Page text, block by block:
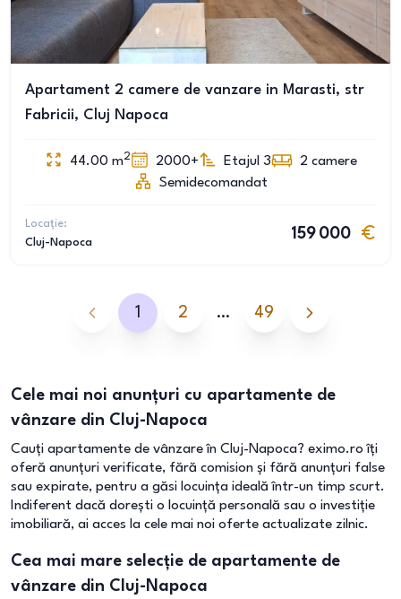
Apartament 2 camere de vanzare in Marasti, str
Fabricii, Cluj Napoca
44.00 m2 2000+ Etajul 3 2 camere
Semidecomandat
Locație:
Cluj-Napoca
159 000
1 2 … 49
Cele mai noi anunțuri cu apartamente de
vânzare din Cluj-Napoca
Cauți apartamente de vânzare în Cluj-Napoca? eximo.ro îți
oferă anunțuri verificate, fără comision și fără anunțuri false
sau expirate, pentru a găsi locuința ideală într-un timp scurt.
Indiferent dacă dorești o locuință personală sau o investiție
imobiliară, ai acces la cele mai noi oferte actualizate zilnic.
Cea mai mare selecție de apartamente de
vânzare din Cluj-Napoca